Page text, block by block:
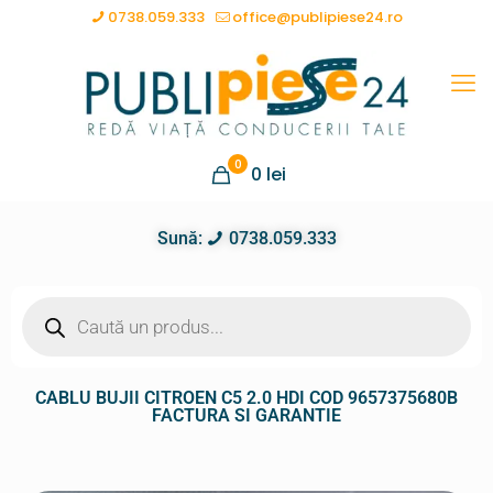
0738.059.333 office@publipiese24.ro
0 0 lei
Sună: 0738.059.333
CABLU BUJII CITROEN C5 2.0 HDI COD 9657375680B
FACTURA SI GARANTIE